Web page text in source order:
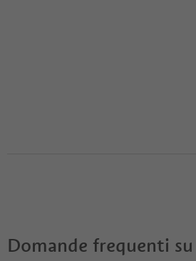
Domande frequenti su